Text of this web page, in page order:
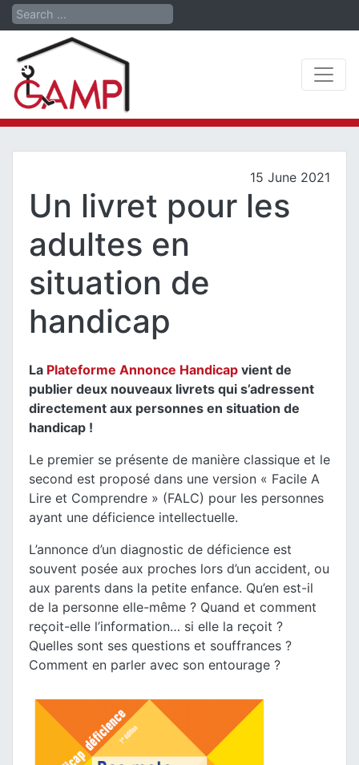
Search
15 June 2021
Un livret pour les
adultes en
situation de
handicap
La Plateforme Annonce Handicap vient de
publier deux nouveaux livrets qui s’adressent
directement aux personnes en situation de
handicap !
Le premier se présente de manière classique et le
second est proposé dans une version « Facile A
Lire et Comprendre » (FALC) pour les personnes
ayant une déficience intellectuelle.
L’annonce d’un diagnostic de déficience est
souvent posée aux proches lors d’un accident, ou
aux parents dans la petite enfance. Qu’en est-il
de la personne elle-même ? Quand et comment
reçoit-elle l’information… si elle la reçoit ?
Quelles sont ses questions et souffrances ?
Comment en parler avec son entourage ?